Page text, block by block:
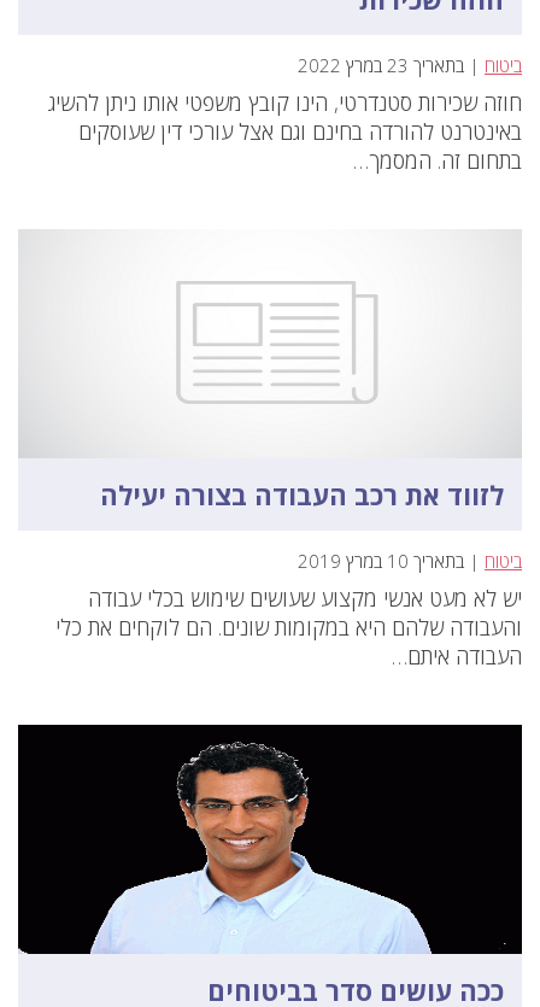
ביטוח | בתאריך 23 במרץ 2022
חוזה שכירות סטנדרטי, הינו קובץ משפטי אותו ניתן להשיג
באינטרנט להורדה בחינם וגם אצל עורכי דין שעוסקים
בתחום זה. המסמך…
לזווד את רכב העבודה בצורה יעילה
ביטוח | בתאריך 10 במרץ 2019
יש לא מעט אנשי מקצוע שעושים שימוש בכלי עבודה
והעבודה שלהם היא במקומות שונים. הם לוקחים את כלי
העבודה איתם…
ככה עושים סדר בביטוחים